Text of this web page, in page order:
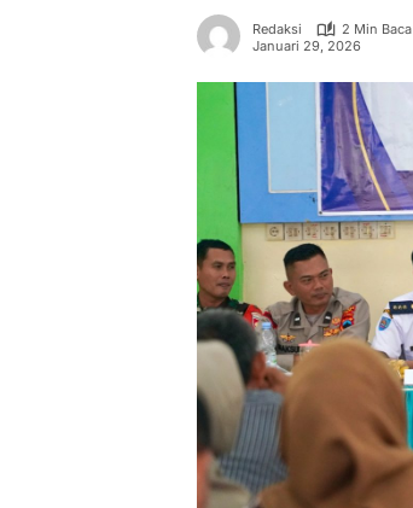
Redaksi
2 Min Baca
Januari 29, 2026